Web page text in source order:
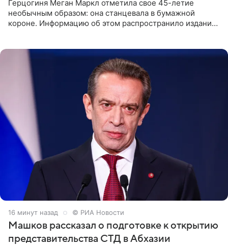
Герцогиня Меган Маркл отметила свое 45-летие
необычным образом: она станцевала в бумажной
короне. Информацию об этом распространило издание
16 минут назад © РИА Новости
Машков рассказал о подготовке к открытию
представительства СТД в Абхазии